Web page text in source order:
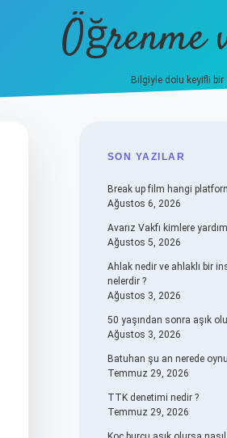
Öğrenme
Bilgiyle dolu keyifli bir
SON YAZILAR
Break up film hangi
Ağustos 6, 2026
Avarız Vakfı kimlere
Ağustos 5, 2026
Ahlak nedir ve ahlaklı bir
nelerdir ?
Ağustos 3, 2026
50 yaşından sonra aşık
Ağustos 3, 2026
Batuhan şu an nerede
Temmuz 29, 2026
TTK denetimi nedir ?
Temmuz 29, 2026